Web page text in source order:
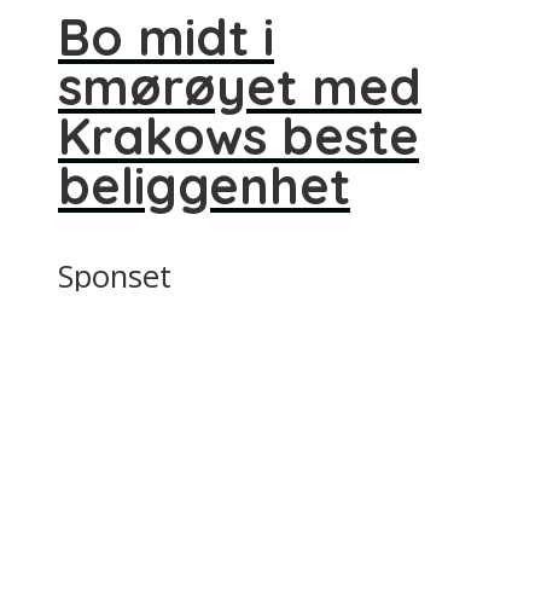
Bo midt i
smørøyet med
Krakows beste
beliggenhet
Sponset